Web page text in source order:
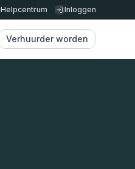
Helpcentrum Inloggen
Verhuurder worden